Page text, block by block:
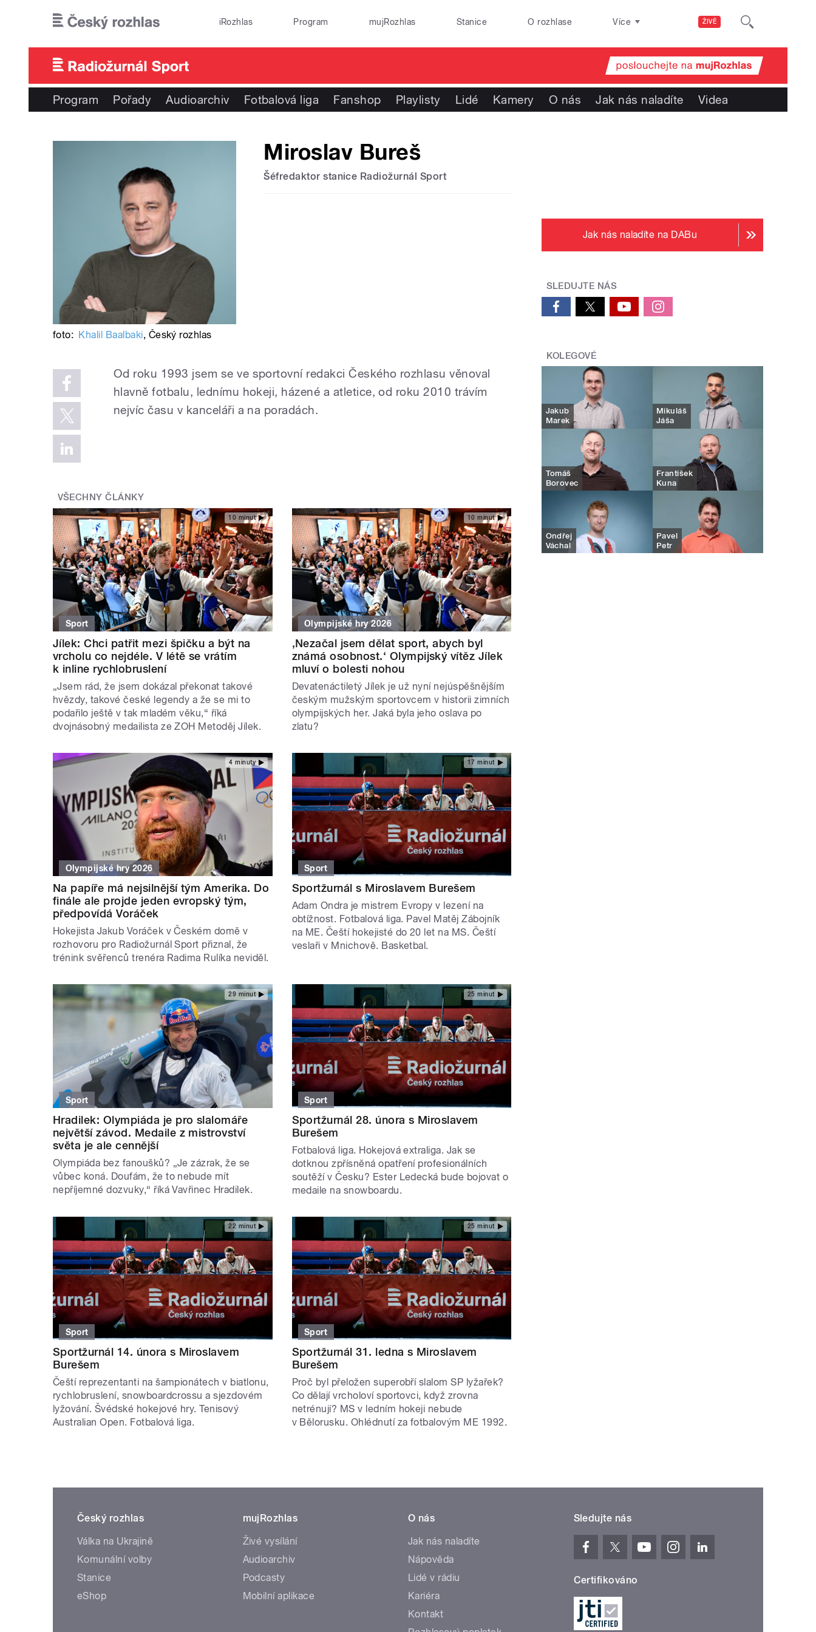
ŽIVĚ
iRozhlas Program mujRozhlas Stanice O rozhlase Více
Program Pořady Audioarchiv Fotbalová liga Fanshop Playlisty Lidé Kamery O nás Jak nás naladíte Videa
Miroslav Bureš
Šéfredaktor stanice Radiožurnál Sport
foto: Khalil Baalbaki, Český rozhlas
Od roku 1993 jsem se ve sportovní redakci Českého rozhlasu věnoval
hlavně fotbalu, lednímu hokeji, házené a atletice, od roku 2010 trávím
nejvíc času v kanceláři a na poradách.
VŠECHNY ČLÁNKY
10 minut
Sport
Jílek: Chci patřit mezi špičku a být na
vrcholu co nejdéle. V létě se vrátím
k inline rychlobruslení
„Jsem rád, že jsem dokázal překonat takové
hvězdy, takové české legendy a že se mi to
podařilo ještě v tak mladém věku,“ říká
dvojnásobný medailista ze ZOH Metoděj Jílek.
10 minut
Olympijské hry 2026
‚Nezačal jsem dělat sport, abych byl
známá osobnost.‘ Olympijský vítěz Jílek
mluví o bolesti nohou
Devatenáctiletý Jílek je už nyní nejúspěšnějším
českým mužským sportovcem v historii zimních
olympijských her. Jaká byla jeho oslava po
zlatu?
4 minuty
Olympijské hry 2026
Na papíře má nejsilnější tým Amerika. Do
finále ale projde jeden evropský tým,
předpovídá Voráček
Hokejista Jakub Voráček v Českém domě v
rozhovoru pro Radiožurnál Sport přiznal, že
trénink svěřenců trenéra Radima Rulíka neviděl.
17 minut
Sport
Sportžurnál s Miroslavem Burešem
Adam Ondra je mistrem Evropy v lezení na
obtížnost. Fotbalová liga. Pavel Matěj Zábojník
na ME. Čeští hokejisté do 20 let na MS. Čeští
veslaři v Mnichově. Basketbal.
29 minut
Sport
Hradilek: Olympiáda je pro slalomáře
největší závod. Medaile z mistrovství
světa je ale cennější
Olympiáda bez fanoušků? „Je zázrak, že se
vůbec koná. Doufám, že to nebude mít
nepříjemné dozvuky,“ říká Vavřinec Hradilek.
25 minut
Sport
Sportžurnál 28. února s Miroslavem
Burešem
Fotbalová liga. Hokejová extraliga. Jak se
dotknou zpřísněná opatření profesionálních
soutěží v Česku? Ester Ledecká bude bojovat o
medaile na snowboardu.
22 minut
Sport
Sportžurnál 14. února s Miroslavem
Burešem
Čeští reprezentanti na šampionátech v biatlonu,
rychlobruslení, snowboardcrossu a sjezdovém
lyžování. Švédské hokejové hry. Tenisový
Australian Open. Fotbalová liga.
25 minut
Sport
Sportžurnál 31. ledna s Miroslavem
Burešem
Proč byl přeložen superobří slalom SP lyžařek?
Co dělají vrcholoví sportovci, když zrovna
netrénují? MS v ledním hokeji nebude
v Bělorusku. Ohlédnutí za fotbalovým ME 1992.
Jak nás naladíte na DABu
SLEDUJTE NÁS
KOLEGOVÉ
Jakub
Marek
Mikuláš
Jáša
Tomáš
Borovec
František
Kuna
Ondřej
Váchal
Pavel
Petr
Český rozhlas
Válka na Ukrajině
Komunální volby
Stanice
eShop
mujRozhlas
Živé vysílání
Audioarchiv
Podcasty
Mobilní aplikace
O nás
Jak nás naladíte
Nápověda
Lidé v rádiu
Kariéra
Kontakt
Sledujte nás
Certifikováno